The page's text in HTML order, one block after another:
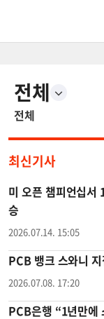
전체
전체
최신기사
미 오픈 챔피언십서
승
2026.07.14. 15:05
PCB 뱅크 스와니
2026.07.08. 17:20
PCB은행 “1년만에